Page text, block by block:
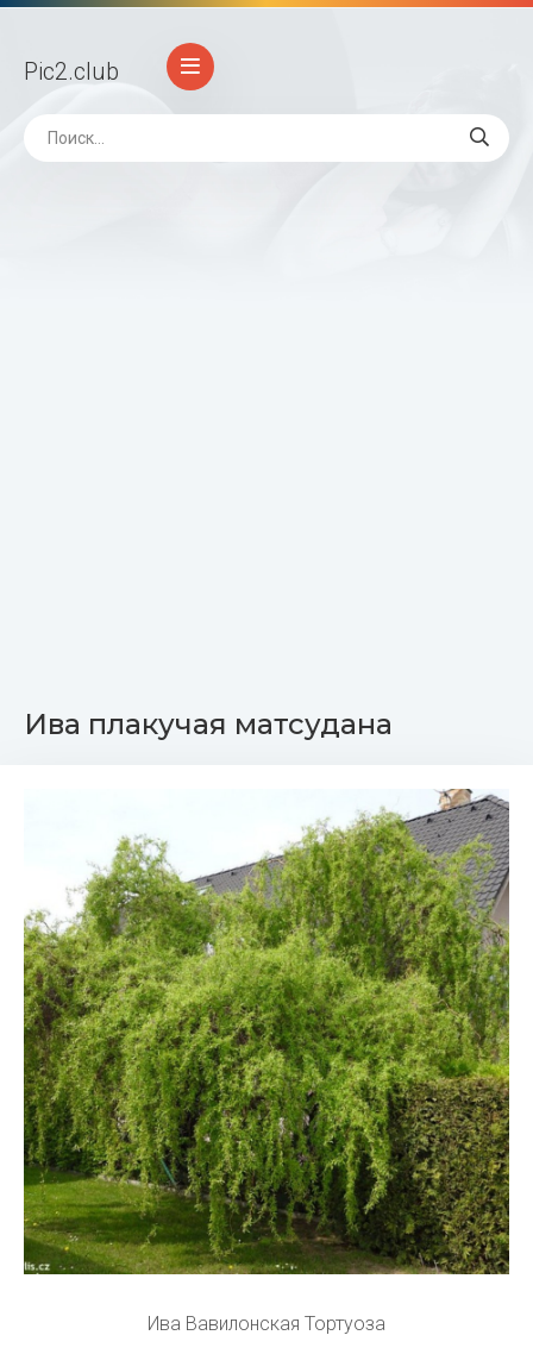
Pic2.club
Ива плакучая матсудана
Ива Вавилонская Тортуоза